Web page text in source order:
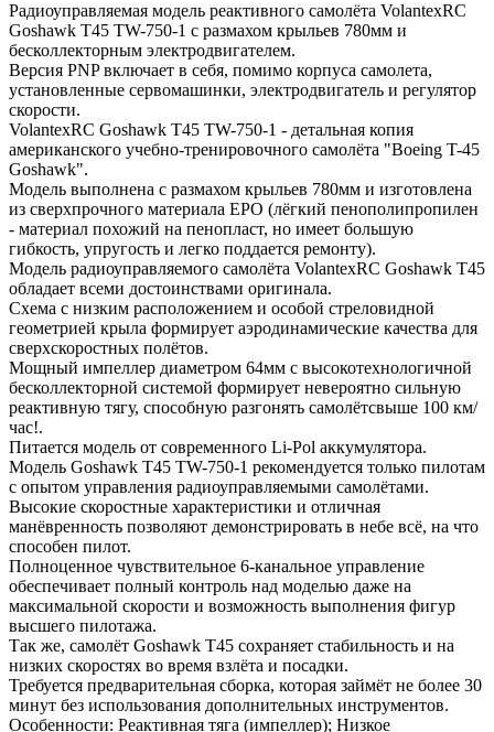
Радиоуправляемая модель реактивного самолёта VolantexRC
Goshawk T45 TW-750-1 с размахом крыльев 780мм и
бесколлекторным электродвигателем.
Версия PNP включает в себя, помимо корпуса самолета,
установленные сервомашинки, электродвигатель и регулятор
скорости.
VolantexRC Goshawk T45 TW-750-1 - детальная копия
американского учебно-тренировочного самолёта "Boeing T-45
Goshawk".
Модель выполнена с размахом крыльев 780мм и изготовлена
из сверхпрочного материала EPO (лёгкий пенополипропилен
- материал похожий на пенопласт, но имеет большую
гибкость, упругость и легко поддается ремонту).
Модель радиоуправляемого самолёта VolantexRC Goshawk T45
обладает всеми достоинствами оригинала.
Схема с низким расположением и особой стреловидной
геометрией крыла формирует аэродинамические качества для
сверхскоростных полётов.
Мощный импеллер диаметром 64мм с высокотехнологичной
бесколлекторной системой формирует невероятно сильную
реактивную тягу, способную разгонять самолётсвыше 100 км/
час!.
Питается модель от современного Li-Pol аккумулятора.
Модель Goshawk T45 TW-750-1 рекомендуется только пилотам
с опытом управления радиоуправляемыми самолётами.
Высокие скоростные характеристики и отличная
манёвренность позволяют демонстрировать в небе всё, на что
способен пилот.
Полноценное чувствительное 6-канальное управление
обеспечивает полный контроль над моделью даже на
максимальной скорости и возможность выполнения фигур
высшего пилотажа.
Так же, самолёт Goshawk T45 сохраняет стабильность и на
низких скоростях во время взлёта и посадки.
Требуется предварительная сборка, которая займёт не более 30
минут без использования дополнительных инструментов.
Особенности: Реактивная тяга (импеллер); Низкое